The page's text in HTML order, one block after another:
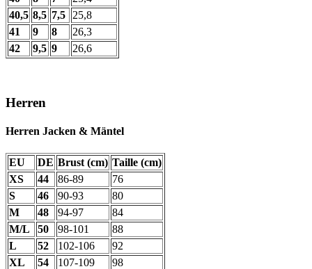
40,5 8,5 7,5
25,8
41
9 8
26,3
42
9,5 9 26,6
Herren
Herren Jacken & Mäntel
EU DE Brust (cm) Taille (cm)
XS
44 86-89
76
S
46 90-93
80
M
48 94-97
84
M/L
50 98-101
88
L
52 102-106
92
XL
54 107-109
98